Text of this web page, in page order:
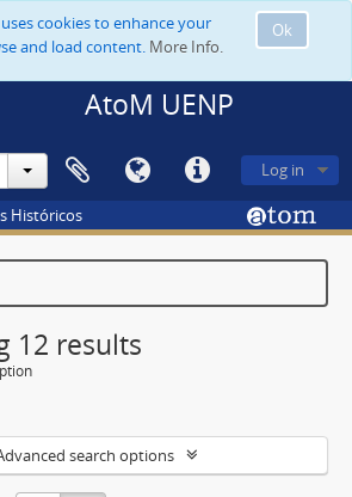
Ok
cookies to enhance your
and load content. More Info.
AtoM UENP
Log in
Históricos
12 results
search options